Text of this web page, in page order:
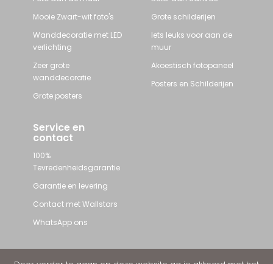
Mooie Zwart-wit foto's
Wanddecoratie met LED
verlichting
Zeer grote
wanddecoratie
Grote posters
Grote schilderijen
Iets leuks voor aan de
muur
Akoestisch fotopaneel
Posters en Schilderijen
Service en
contact
100%
Tevredenheidsgarantie
Garantie en levering
Contact met Wallstars
WhatsApp ons